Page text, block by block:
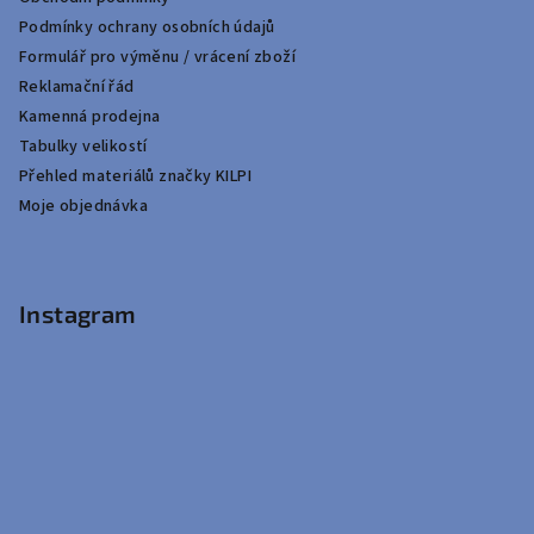
Podmínky ochrany osobních údajů
Formulář pro výměnu / vrácení zboží
Reklamační řád
Kamenná prodejna
Tabulky velikostí
Přehled materiálů značky KILPI
Moje objednávka
Instagram